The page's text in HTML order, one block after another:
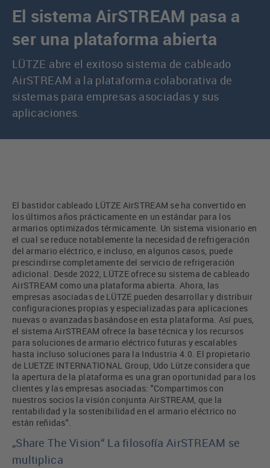
El sistema AirSTREAM pasa a
ser una plataforma abierta
LÜTZE abre el exitoso sistema de cableado
AirSTREAM a la plataforma colaborativa de
sistemas para empresas asociadas y sus
aplicaciones.
El bastidor cableado LÜTZE AirSTREAM se ha convertido en
los últimos años prácticamente en un estándar para los
armarios optimizados térmicamente. Un sistema visionario en
el cual se reduce notablemente la necesidad de refrigeración
del armario eléctrico, e incluso, en algunos casos, puede
prescindirse completamente del servicio de refrigeración
adicional. Desde 2022, LÜTZE ofrece su sistema de cableado
AirSTREAM como una plataforma abierta. Ahora, las
empresas asociadas de LÜTZE pueden desarrollar y distribuir
configuraciones propias y especializadas para aplicaciones
nuevas o avanzadas basándose en esta plataforma. Así pues,
el sistema AirSTREAM ofrece la base técnica y los recursos
para soluciones de armario eléctrico futuras y escalables
hasta incluso soluciones para la Industria 4.0. El propietario
de LUETZE INTERNATIONAL Group, Udo Lütze considera que
la apertura de la plataforma es una gran oportunidad para los
clientes y las empresas asociadas: "Compartimos con
nuestros socios la visión conjunta AirSTREAM, que la
rentabilidad y la sostenibilidad en el armario eléctrico no
están reñidas".
„Share The Vision“ La filosofía AirSTREAM se
multiplica